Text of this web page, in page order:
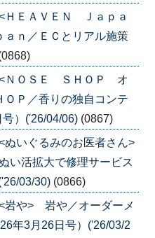
ＨＥＡＶＥＮ Ｊａｐａ
ｎ／ＥＣとリアル施策
<ＮＯＳＥ ＳＨＯＰ オ
Ｐ／香りの独自コンテ
）('26/04/06) (0867)
いぐるみのお医者さん>
い活拡大で修理サービス
03/30) (0866)
岩や> 岩や／オーダーメ
年3月26日号）('26/03/2